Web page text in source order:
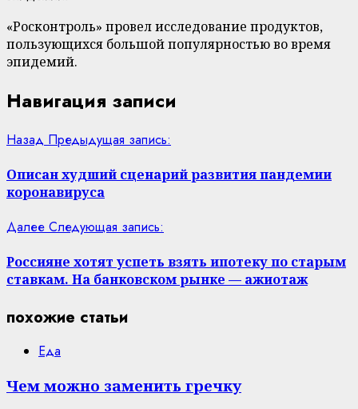
«Росконтроль» провел исследование продуктов,
пользующихся большой популярностью во время
эпидемий.
Навигация записи
Назад Предыдущая запись:
Описан худший сценарий развития пандемии
коронавируса
Далее Следующая запись:
Россияне хотят успеть взять ипотеку по старым
ставкам. На банковском рынке — ажиотаж
похожие статьи
Еда
Чем можно заменить гречку